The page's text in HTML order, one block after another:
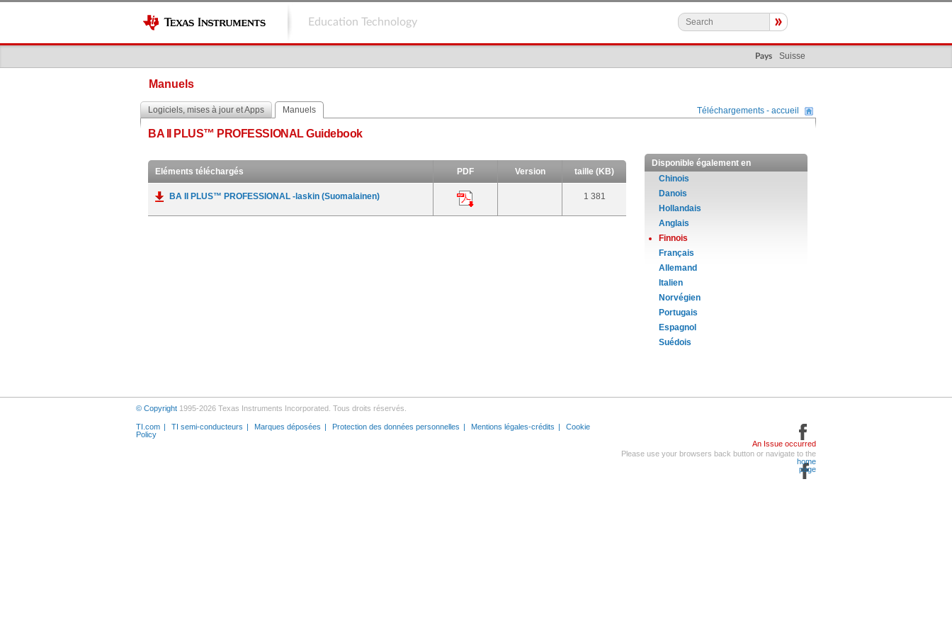
Education Technology »
Pays Suisse
Manuels
Logiciels, mises à jour et Apps Manuels Téléchargements - accueil
BA II PLUS™ PROFESSIONAL Guidebook
Eléments téléchargés PDF Version taille (KB)
BA II PLUS™ PROFESSIONAL -laskin (Suomalainen) 1 381
Disponible également en
Chinois
Danois
Hollandais
Anglais
Finnois
Français
Allemand
Italien
Norvégien
Portugais
Espagnol
Suédois
© Copyright 1995-2026 Texas Instruments Incorporated. Tous droits réservés.
TI.com TI semi-conducteurs Marques déposées Protection des données personnelles Mentions légales-crédits
Cookie
Policy
An Issue occurred
Please use your browsers back button or navigate to the
home
page